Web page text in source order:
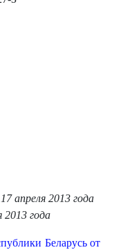
апреля 2013 года
2013 года
Беларусь от